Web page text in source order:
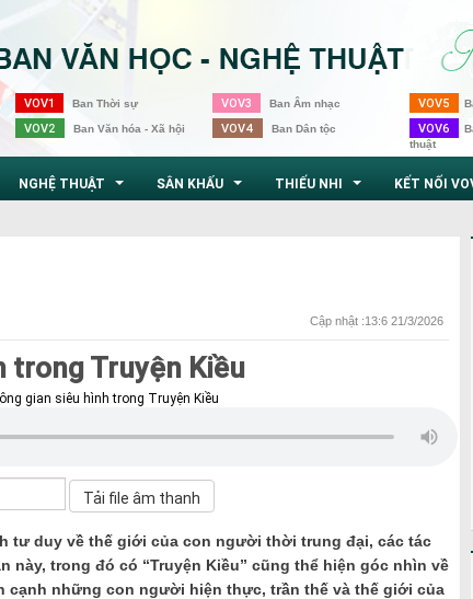
VOV1 Ban Thời sự
VOV2 Ban Văn hóa - Xã hội
VOV3 Ban Âm nhạc
VOV4 Ban Dân tộc
VOV5
VOV6
thuật
NGHỆ THUẬT SÂN KHẤU THIẾU NHI KẾT NỐI
Cập nhật :13:6 21/3/2026
trong Truyện Kiều
tư duy về thế giới của con người thời trung đại, các tác
này, trong đó có “Truyện Kiều” cũng thể hiện góc nhìn về
cạnh những con người hiện thực, trần thế và thế giới của